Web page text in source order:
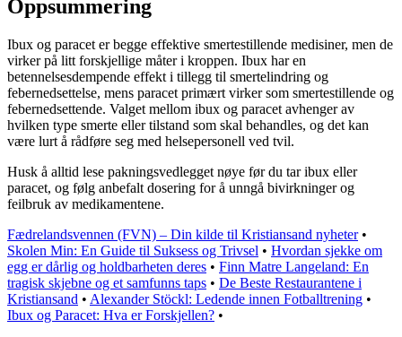
Oppsummering
Ibux og paracet er begge effektive smertestillende medisiner, men de
virker på litt forskjellige måter i kroppen. Ibux har en
betennelsesdempende effekt i tillegg til smertelindring og
febernedsettelse, mens paracet primært virker som smertestillende og
febernedsettende. Valget mellom ibux og paracet avhenger av
hvilken type smerte eller tilstand som skal behandles, og det kan
være lurt å rådføre seg med helsepersonell ved tvil.
Husk å alltid lese pakningsvedlegget nøye før du tar ibux eller
paracet, og følg anbefalt dosering for å unngå bivirkninger og
feilbruk av medikamentene.
Fædrelandsvennen (FVN) – Din kilde til Kristiansand nyheter•
Skolen Min: En Guide til Suksess og Trivsel • Hvordan sjekke om
egg er dårlig og holdbarheten deres • Finn Matre Langeland: En
tragisk skjebne og et samfunns taps • De Beste Restaurantene i
Kristiansand • Alexander Stöckl: Ledende innen Fotballtrening •
Ibux og Paracet: Hva er Forskjellen? •